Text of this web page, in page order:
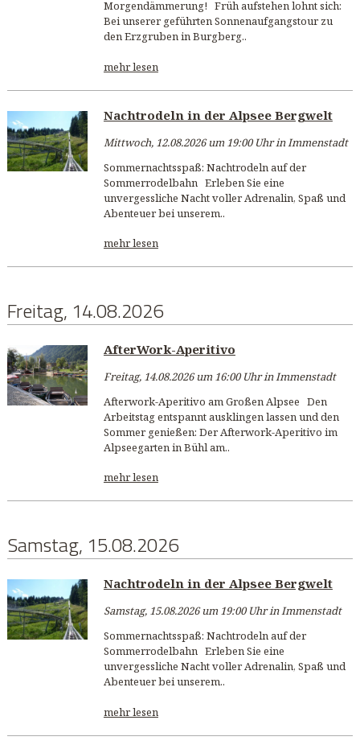
Morgendämmerung! Früh aufstehen lohnt sich:
Bei unserer geführten Sonnenaufgangstour zu
den Erzgruben in Burgberg..
mehr lesen
Nachtrodeln in der Alpsee Bergwelt
Mittwoch, 12.08.2026 um 19:00 Uhr in Immenstadt
Sommernachtsspaß: Nachtrodeln auf der
Sommerrodelbahn Erleben Sie eine
unvergessliche Nacht voller Adrenalin, Spaß und
Abenteuer bei unserem..
mehr lesen
Freitag, 14.08.2026
AfterWork-Aperitivo
Freitag, 14.08.2026 um 16:00 Uhr in Immenstadt
Afterwork-Aperitivo am Großen Alpsee Den
Arbeitstag entspannt ausklingen lassen und den
Sommer genießen: Der Afterwork-Aperitivo im
Alpseegarten in Bühl am..
mehr lesen
Samstag, 15.08.2026
Nachtrodeln in der Alpsee Bergwelt
Samstag, 15.08.2026 um 19:00 Uhr in Immenstadt
Sommernachtsspaß: Nachtrodeln auf der
Sommerrodelbahn Erleben Sie eine
unvergessliche Nacht voller Adrenalin, Spaß und
Abenteuer bei unserem..
mehr lesen